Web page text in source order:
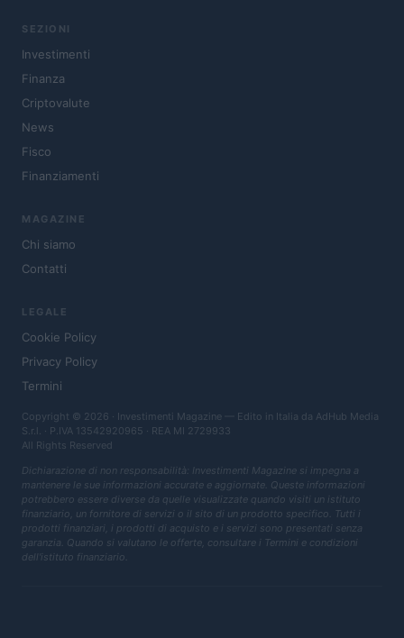
SEZIONI
Investimenti
Finanza
Criptovalute
News
Fisco
Finanziamenti
MAGAZINE
Chi siamo
Contatti
LEGALE
Cookie Policy
Privacy Policy
Termini
Copyright © 2026 · Investimenti Magazine — Edito in Italia da AdHub Media
S.r.l. · P.IVA 13542920965 · REA MI 2729933
All Rights Reserved
Dichiarazione di non responsabilità: Investimenti Magazine si impegna a
mantenere le sue informazioni accurate e aggiornate. Queste informazioni
potrebbero essere diverse da quelle visualizzate quando visiti un istituto
finanziario, un fornitore di servizi o il sito di un prodotto specifico. Tutti i
prodotti finanziari, i prodotti di acquisto e i servizi sono presentati senza
garanzia. Quando si valutano le offerte, consultare i Termini e condizioni
dell'istituto finanziario.